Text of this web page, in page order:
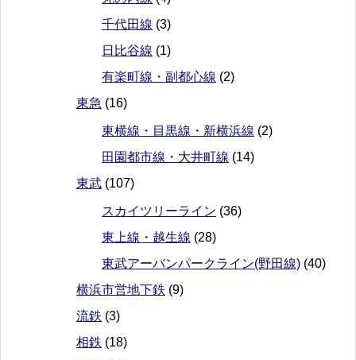
千代田線 (3)
日比谷線 (1)
有楽町線・副都心線 (2)
東急 (16)
東横線・目黒線・新横浜線 (2)
田園都市線・大井町線 (14)
東武 (107)
スカイツリーライン (36)
東上線・越生線 (28)
東武アーバンパークライン(野田線) (40)
横浜市営地下鉄 (9)
流鉄 (3)
相鉄 (18)